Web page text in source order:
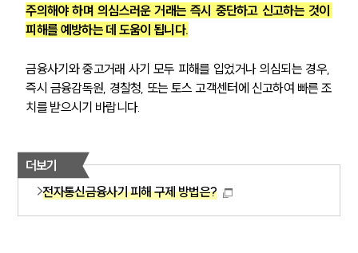
그룹소개
대륜의 강점
오시는 길
글로벌 파트너 로펌
고객의 소리
업무사례
주의해야 하며 의심스러운 거래는 즉시 중단하고 신고하는 것이
피해를 예방하는 데 도움이 됩니다.
금융사기와 중고거래 사기 모두 피해를 입었거나 의심되는 경우,
즉시 금융감독원, 경찰청, 또는 토스 고객센터에 신고하여 빠른 조
치를 받으시기 바랍니다.
더보기
전자통신금융사기 피해 구제 방법은?